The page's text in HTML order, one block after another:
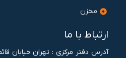
مخزن
ارتباط با ما
آدرس دفتر مرکزی : تهران خيابان